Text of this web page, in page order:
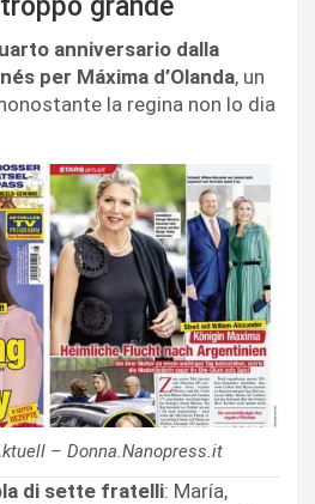
anniversario dalla
per Máxima d’Olanda, un
la regina non lo dia
– Donna.Nanopress.it
di sette fratelli: María,